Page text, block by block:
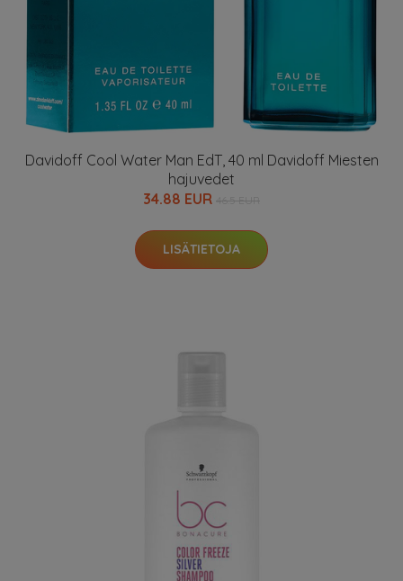
Davidoff Cool Water Man EdT, 40 ml Davidoff Miesten
hajuvedet
34.88 EUR
LISÄTIETOJA